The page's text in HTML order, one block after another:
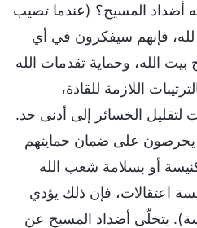
أضداد المسيح؟ (عندما تصيب
فإنهم سيفكرون في أي
الله، وحماية تقدمات الله
اللازمة للقادة،
لتقليل الخسائر إلى أدنى حد.
على ضمان حمايتهم
أو بسلامة شعب الله
اعتقالات، فإن ذلك يؤدي
يتخلّى أضداد المسيح عن